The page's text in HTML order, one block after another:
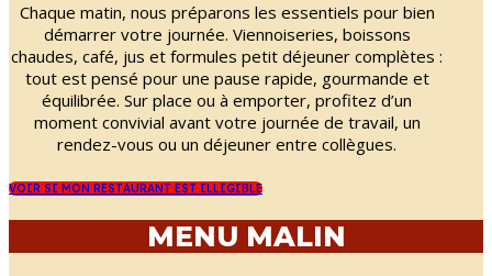
Chaque matin, nous préparons les essentiels pour bien
démarrer votre journée. Viennoiseries, boissons
chaudes, café, jus et formules petit déjeuner complètes :
tout est pensé pour une pause rapide, gourmande et
équilibrée. Sur place ou à emporter, profitez d’un
moment convivial avant votre journée de travail, un
rendez-vous ou un déjeuner entre collègues.
VOIR SI MON RESTAURANT EST ILLIGIBLE
MENU MALIN